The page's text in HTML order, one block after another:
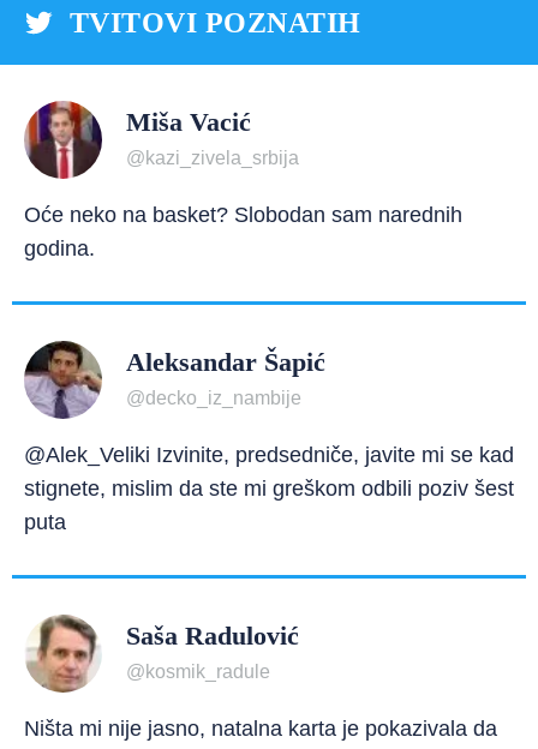
TVITOVI POZNATIH
Miša Vacić
@kazi_zivela_srbija
Oće neko na basket? Slobodan sam narednih
godina.
Aleksandar Šapić
@decko_iz_nambije
@Alek_Veliki Izvinite, predsedniče, javite mi se kad
stignete, mislim da ste mi greškom odbili poziv šest
puta
Saša Radulović
@kosmik_radule
Ništa mi nije jasno, natalna karta je pokazivala da